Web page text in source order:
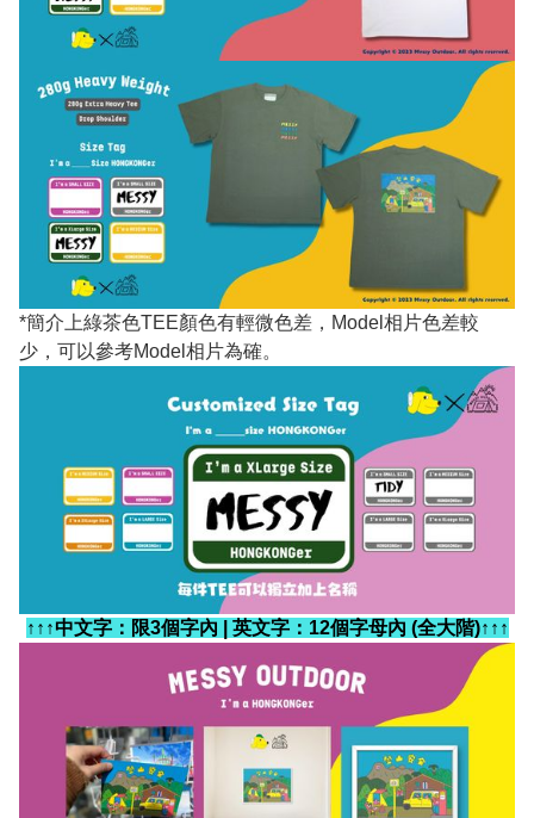
*簡介上綠茶色TEE顏色有輕微色差，Model相片色差較
少，可以參考Model相片為確。
↑↑↑中文字：限3個字內 | 英文字：12個字母內 (全大階)↑↑↑